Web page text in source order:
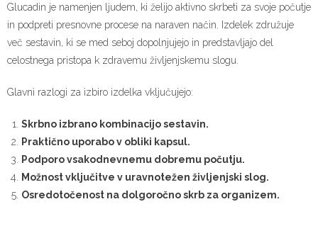
Glucadin je namenjen ljudem, ki želijo aktivno skrbeti za svoje počutje
in podpreti presnovne procese na naraven način. Izdelek združuje
več sestavin, ki se med seboj dopolnjujejo in predstavljajo del
celostnega pristopa k zdravemu življenjskemu slogu.
Glavni razlogi za izbiro izdelka vključujejo:
Skrbno izbrano kombinacijo sestavin.
Praktično uporabo v obliki kapsul.
Podporo vsakodnevnemu dobremu počutju.
Možnost vključitve v uravnotežen življenjski slog.
Osredotočenost na dolgoročno skrb za organizem.